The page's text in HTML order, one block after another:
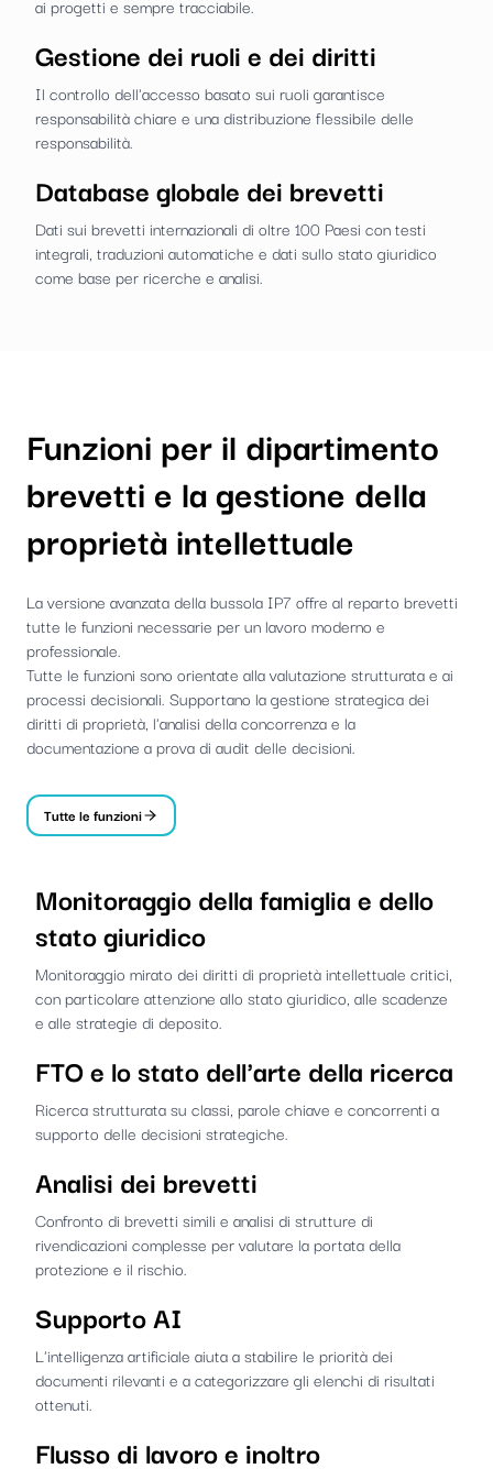
ai progetti e sempre tracciabile.
Gestione dei ruoli e dei diritti
Il controllo dell'accesso basato sui ruoli garantisce
responsabilità chiare e una distribuzione flessibile delle
responsabilità.
Database globale dei brevetti
Dati sui brevetti internazionali di oltre 100 Paesi con testi
integrali, traduzioni automatiche e dati sullo stato giuridico
come base per ricerche e analisi.
Funzioni per il dipartimento
brevetti e la gestione della
proprietà intellettuale
La versione avanzata della bussola IP7 offre al reparto brevetti
tutte le funzioni necessarie per un lavoro moderno e
professionale.
Tutte le funzioni sono orientate alla valutazione strutturata e ai
processi decisionali. Supportano la gestione strategica dei
diritti di proprietà, l'analisi della concorrenza e la
documentazione a prova di audit delle decisioni.
Tutte le funzioni
Monitoraggio della famiglia e dello
stato giuridico
Monitoraggio mirato dei diritti di proprietà intellettuale critici,
con particolare attenzione allo stato giuridico, alle scadenze
e alle strategie di deposito.
FTO e lo stato dell'arte della ricerca
Ricerca strutturata su classi, parole chiave e concorrenti a
supporto delle decisioni strategiche.
Analisi dei brevetti
Confronto di brevetti simili e analisi di strutture di
rivendicazioni complesse per valutare la portata della
protezione e il rischio.
Supporto AI
L'intelligenza artificiale aiuta a stabilire le priorità dei
documenti rilevanti e a categorizzare gli elenchi di risultati
ottenuti.
Flusso di lavoro e inoltro